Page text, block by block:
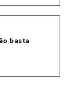
basta